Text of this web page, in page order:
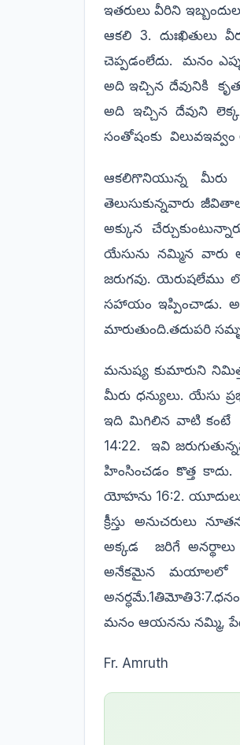
ఇతరులు వీరిని
ఆకలి 3. దుఃఖితులు
చెప్పడంలేదు. మనం
అది ఇచ్చిన దేవునికి
అది ఇచ్చిన దేవుని
సంతోషంకు
ఆకలిగొనియున్న మీరు
తెలుసుకున్నవారు
అక్కున
యేసును నమ్మిన వారు
జరుగవు. యెరుషలేము
సహాయం ఇప్పించాడు.
మారుతుంది.తదుపరి
మనుష్య కుమారుని
మీరు ధన్యులు. యేసు
ఇది మిగిలిన వాటి కంటే
14:22.
ఇవి
హింసించడం కొత్త కాదు.
యోహను 16:2.
క్రీస్తు అనుచరులు
అక్కడ
జరిగే అనర్థాలు
అనేకమైన మయాలలో
మనం ఆయనను నమ్మి, పేద
Fr. Amruth